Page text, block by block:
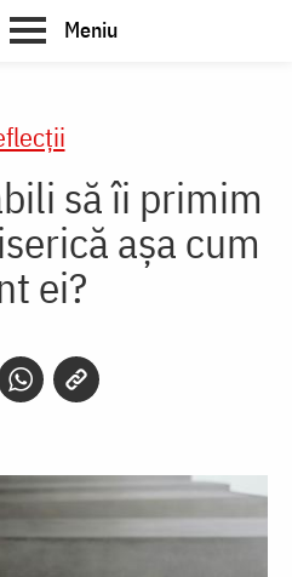
Meniu
să îi primim
așa cum
ei?